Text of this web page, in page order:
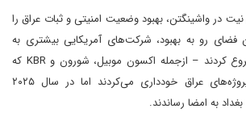
در واشینگتن، بهبود وضعیت امنیتی و ثبات عراق را
رو به بهبود، شرکت‌های آمریکایی بیشتری به
سرمایه‌گذاری در آنجا شروع کردند – ازجمله اکسون موبیل، شورون و KBR که
مدت‌ها از مناقصه در پروژه‌های عراق خودداری می‌کردند اما در سال ۲۰۲۵
به امضا رساندند.